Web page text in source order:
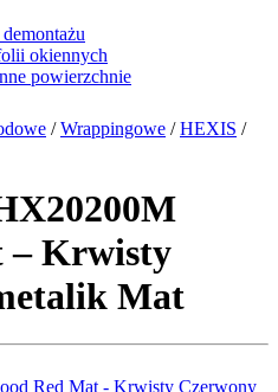
okiennych
powierzchnie
/ Wrappingowe / HEXIS /
– Krwisty
Mat